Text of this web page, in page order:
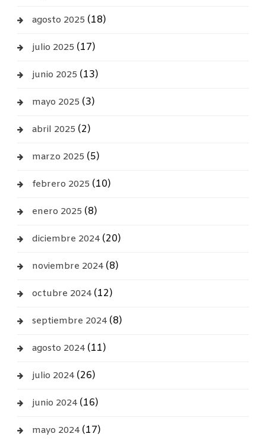
agosto 2025 (18)
julio 2025 (17)
junio 2025 (13)
mayo 2025 (3)
abril 2025 (2)
marzo 2025 (5)
febrero 2025 (10)
enero 2025 (8)
diciembre 2024(20)
noviembre 2024(8)
octubre 2024(12)
septiembre 2024(8)
agosto 2024(11)
julio 2024(26)
junio 2024(16)
mayo 2024(17)